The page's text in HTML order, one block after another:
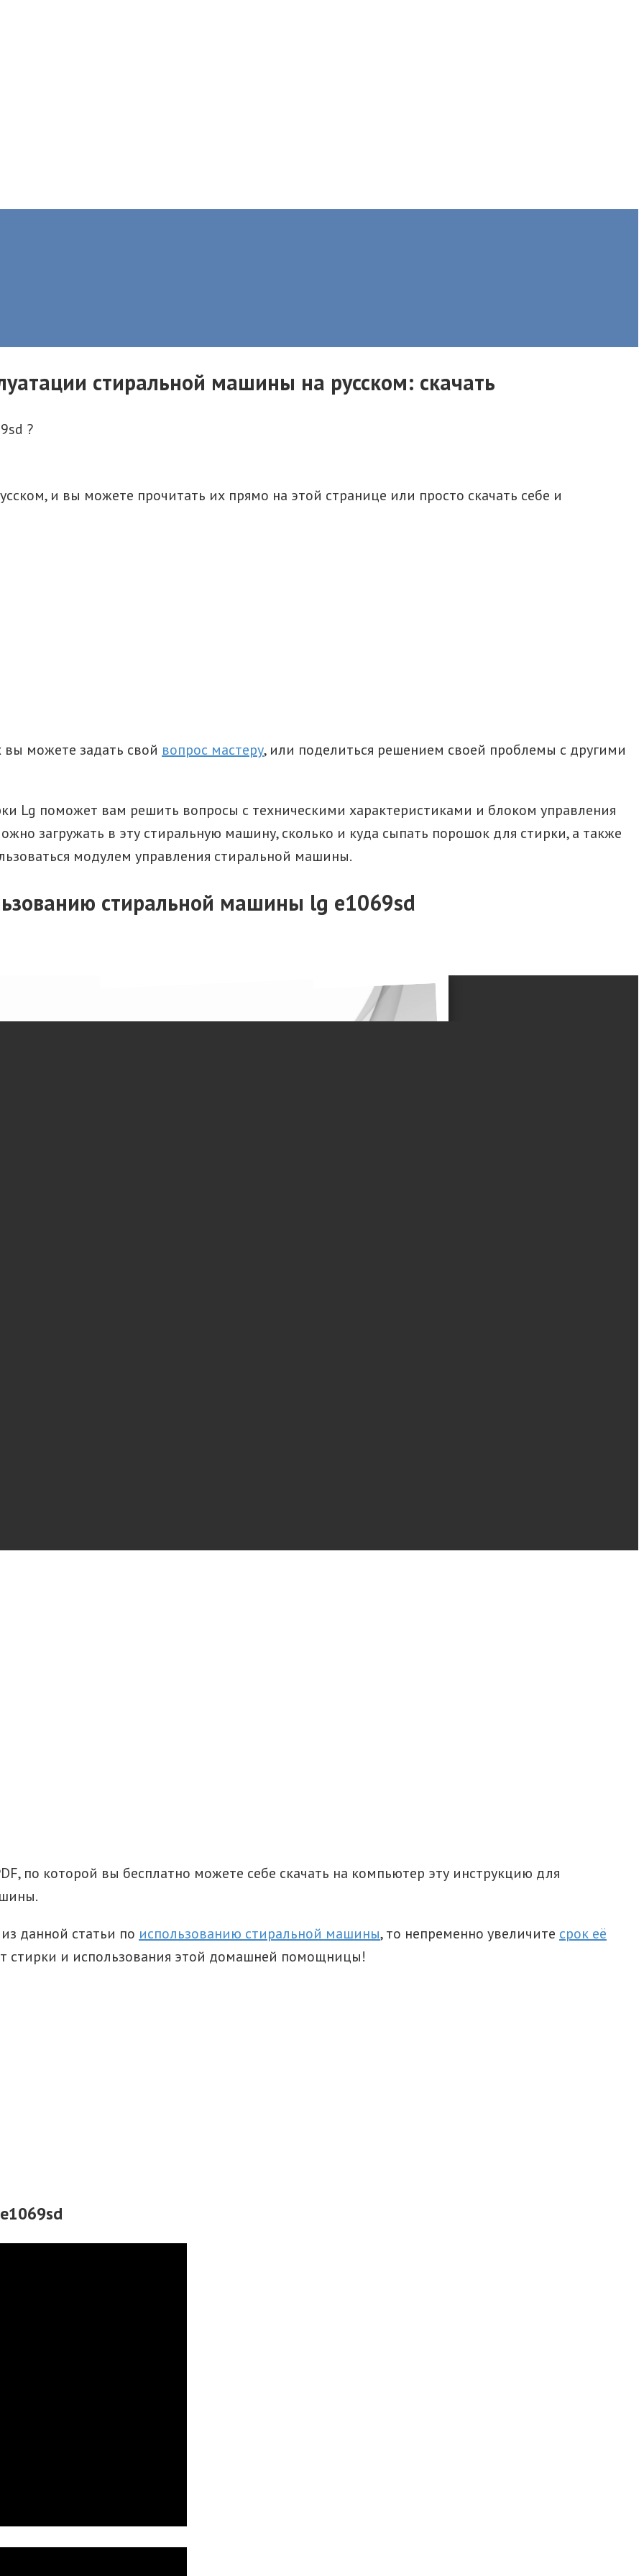
стиральной машины на русском: скачать
?
и вы можете прочитать их прямо на этой странице или просто скачать себе и
можете задать свой вопрос мастеру, или поделиться решением своей проблемы с другими
Lg поможет вам решить вопросы с техническими характеристиками и блоком управления
загружать в эту стиральную машину, сколько и куда сыпать порошок для стирки, а также
модулем управления стиральной машины.
стиральной машины lg e1069sd
по которой вы бесплатно можете себе скачать на компьютер эту инструкцию для
данной статьи по использованию стиральной машины, то непременно увеличите срок её
стирки и использования этой домашней помощницы!